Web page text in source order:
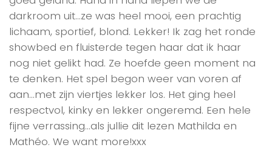
darkroom uit…ze was heel mooi, een prachtig
lichaam, sportief, blond. Lekker! Ik zag het ronde
showbed en fluisterde tegen haar dat ik haar
nog niet gelikt had. Ze hoefde geen moment na
te denken. Het spel begon weer van voren af
aan…met zijn viertjes lekker los. Het ging heel
respectvol, kinky en lekker ongeremd. Een hele
fijne verrassing…als jullie dit lezen Mathilda en
Mathéo. We want more!xxx